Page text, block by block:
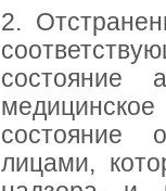
2.
состояние
состояние
лицами,